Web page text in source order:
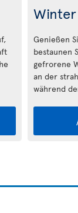
Winter
Genießen
bestaunen
gefrorene
an der
während